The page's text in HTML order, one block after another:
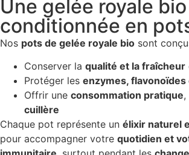
Une gelée royale bio
conditionnée en
Nos pots de gelée royale bio sont
Conserver la qualité et la fraîcheur
Protéger les enzymes,
Offrir une consommation pratique,
cuillère
Chaque pot représente un élixir naturel
pour accompagner votre quotidien et